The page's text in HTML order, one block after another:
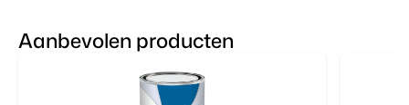
Aanbevolen producten